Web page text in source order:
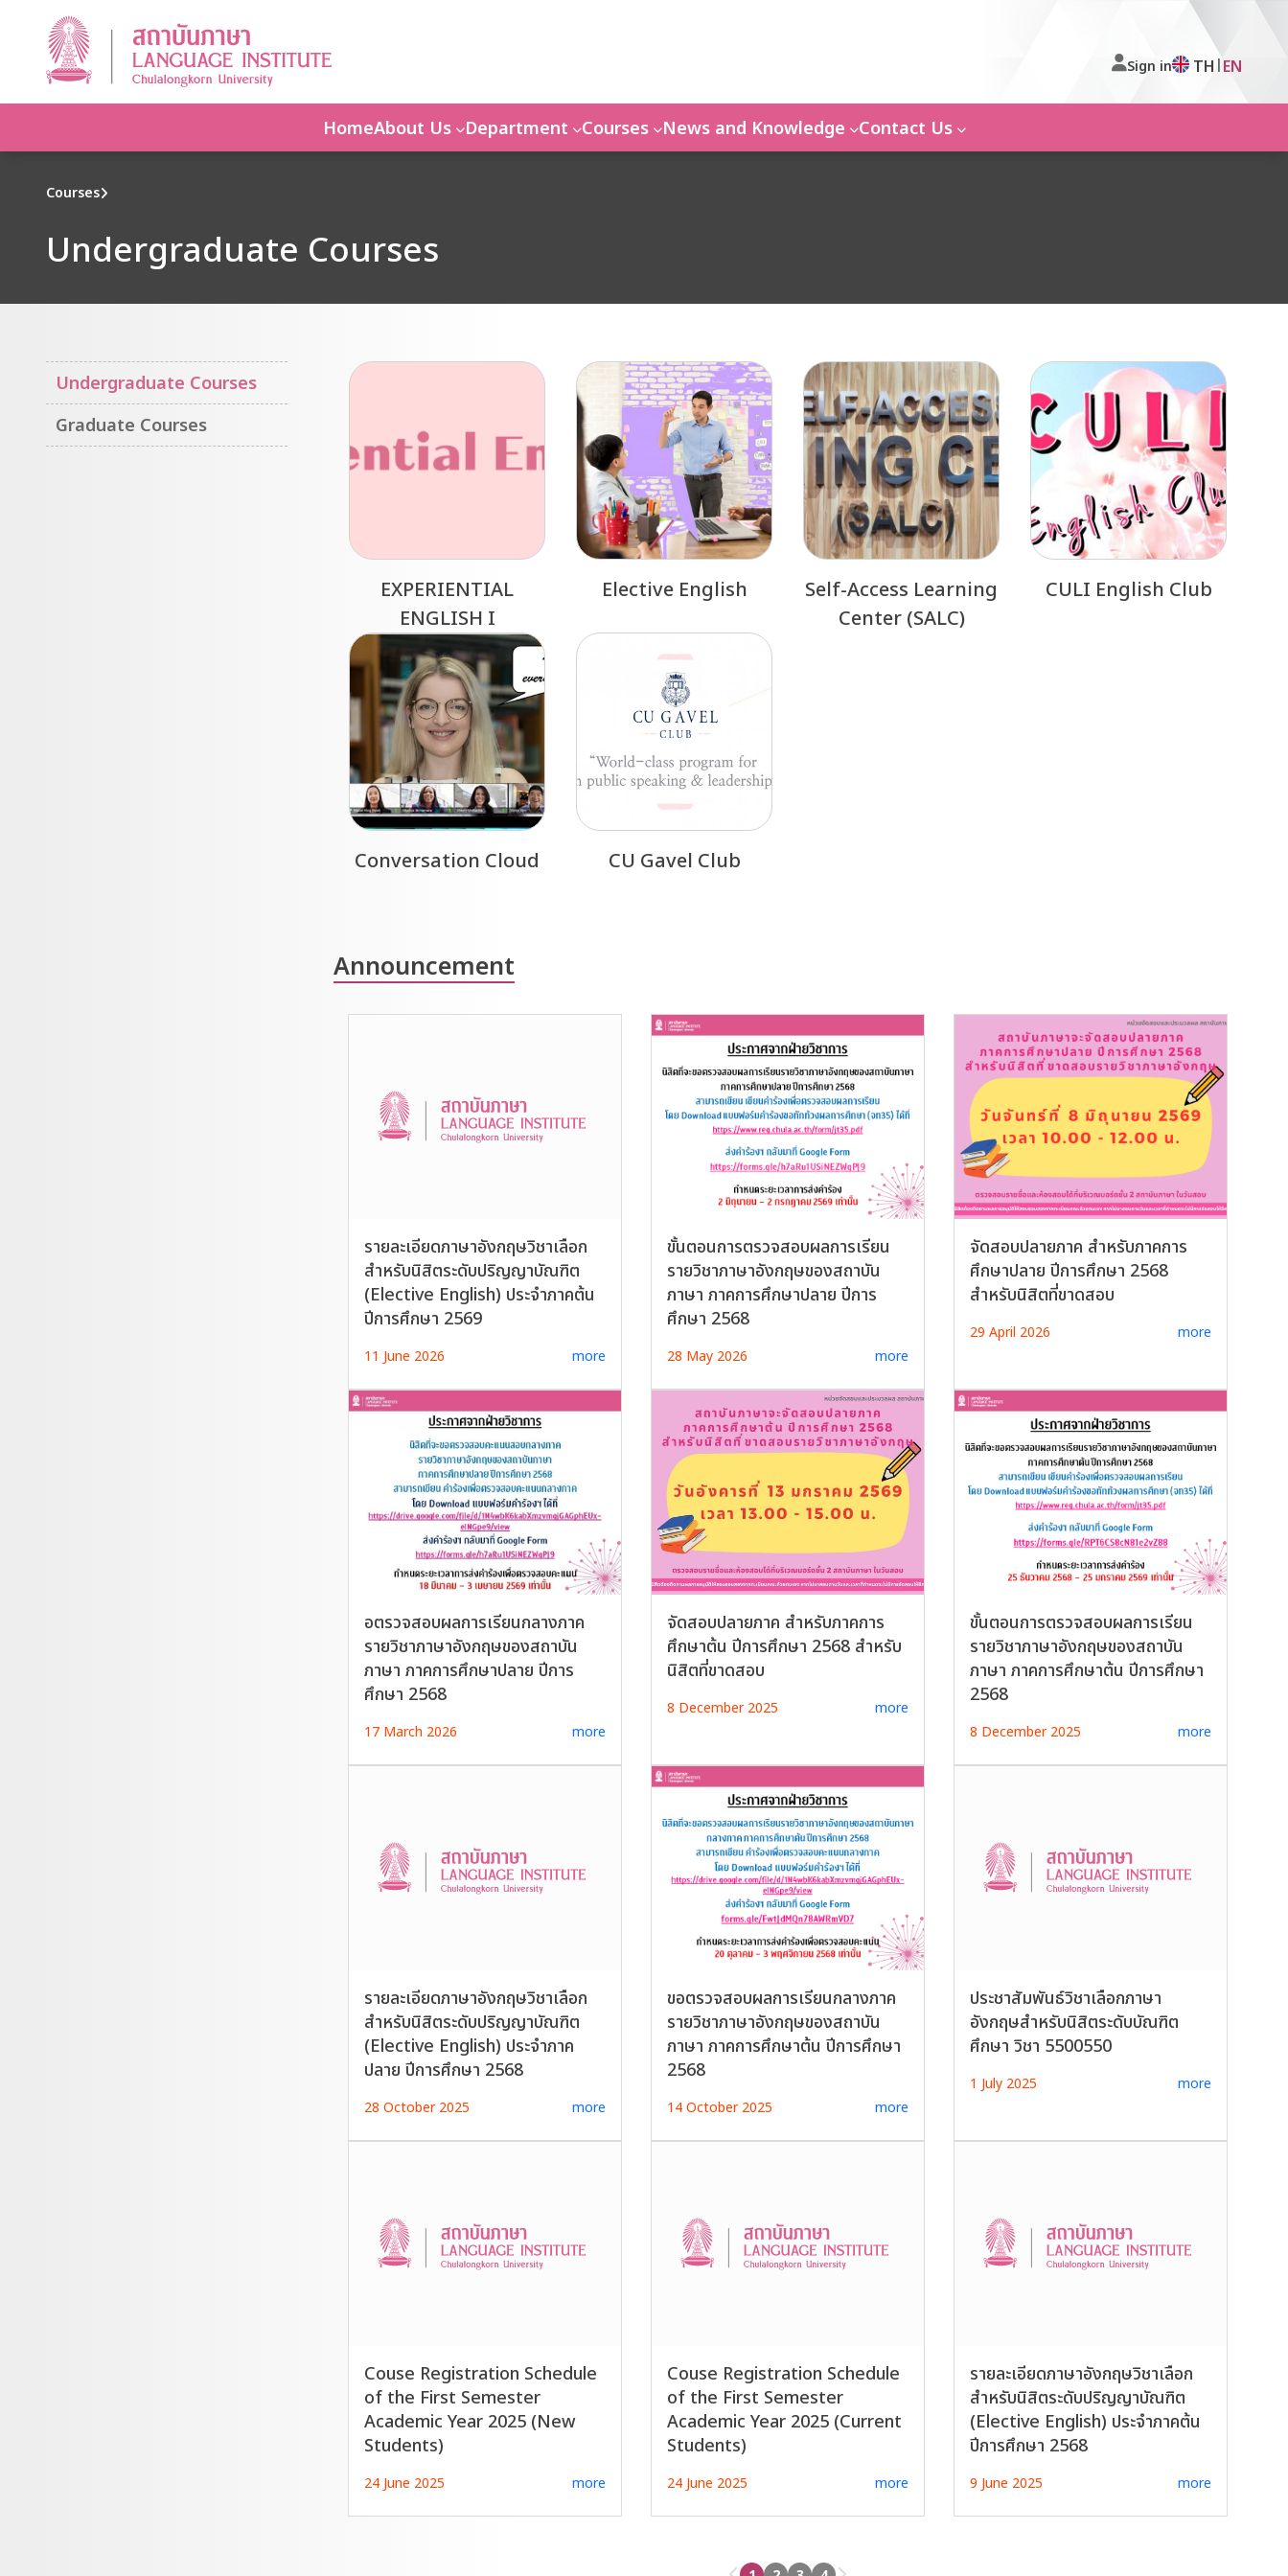
Sign in TH | EN
HomeAbout Us Department Courses News and Knowledge Contact Us
Courses
Undergraduate Courses
Undergraduate Courses
Graduate Courses
EXPERIENTIAL
ENGLISH I
Elective English
Self-Access Learning
Center (SALC)
CULI English Club
Conversation Cloud CU Gavel Club
Announcement
รายละเอียดภาษาอังกฤษวิชาเลือก
สำหรับนิสิตระดับปริญญาบัณฑิต
(Elective English) ประจำภาคต้น
ปีการศึกษา 2569
11 June 2026 more
ขั้นตอนการตรวจสอบผลการเรียน
รายวิชาภาษาอังกฤษของสถาบัน
ภาษา ภาคการศึกษาปลาย ปีการ
ศึกษา 2568
28 May 2026 more
จัดสอบปลายภาค สำหรับภาคการ
ศึกษาปลาย ปีการศึกษา 2568
สำหรับนิสิตที่ขาดสอบ
29 April 2026 more
อตรวจสอบผลการเรียนกลางภาค
รายวิชาภาษาอังกฤษของสถาบัน
ภาษา ภาคการศึกษาปลาย ปีการ
ศึกษา 2568
17 March 2026 more
จัดสอบปลายภาค สำหรับภาคการ
ศึกษาต้น ปีการศึกษา 2568 สำหรับ
นิสิตที่ขาดสอบ
8 December 2025 more
ขั้นตอนการตรวจสอบผลการเรียน
รายวิชาภาษาอังกฤษของสถาบัน
ภาษา ภาคการศึกษาต้น ปีการศึกษา
2568
8 December 2025 more
รายละเอียดภาษาอังกฤษวิชาเลือก
สำหรับนิสิตระดับปริญญาบัณฑิต
(Elective English) ประจำภาค
ปลาย ปีการศึกษา 2568
28 October 2025 more
ขอตรวจสอบผลการเรียนกลางภาค
รายวิชาภาษาอังกฤษของสถาบัน
ภาษา ภาคการศึกษาต้น ปีการศึกษา
2568
14 October 2025 more
ประชาสัมพันธ์วิชาเลือกภาษา
อังกฤษสำหรับนิสิตระดับบัณฑิต
ศึกษา วิชา 5500550
1 July 2025 more
Couse Registration Schedule
of the First Semester
Academic Year 2025 (New
Students)
24 June 2025 more
Couse Registration Schedule
of the First Semester
Academic Year 2025 (Current
Students)
24 June 2025 more
รายละเอียดภาษาอังกฤษวิชาเลือก
สำหรับนิสิตระดับปริญญาบัณฑิต
(Elective English) ประจำภาคต้น
ปีการศึกษา 2568
9 June 2025 more